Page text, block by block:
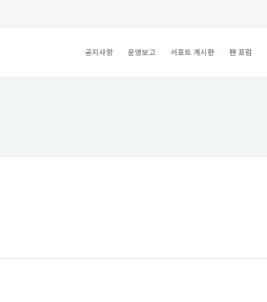
공지사항 운영보고 서포트 게시판 팬 포럼